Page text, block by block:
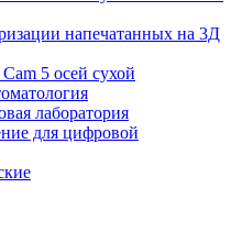
напечатанных на 3Д
5 осей сухой
лаборатория
для цифровой